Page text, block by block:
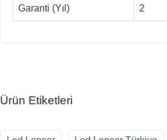
Garanti (Yıl) 2
Ürün Etiketleri